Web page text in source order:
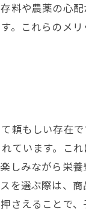
料や農薬の心
これらのメ
頼もしい存在
ています。こ
しみながら栄
を選ぶ際は、
えることで